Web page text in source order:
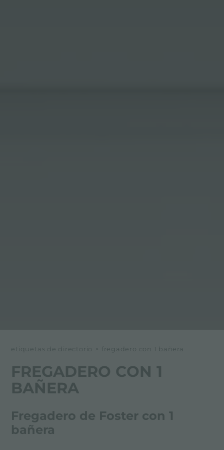
etiquetas de directorio > fregadero con 1 bañera
FREGADERO CON 1
BAÑERA
Fregadero de Foster con 1
bañera